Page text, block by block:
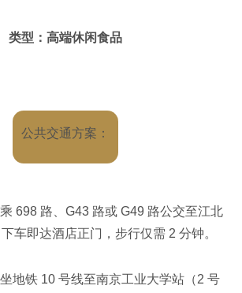
江苏香之派食品有限公司
合肥佰益食品有限公司
赛品咖啡（天津）有限公司
广东煌记食品有限公司
类型：高端休闲食品
公共交通方案：
698 路、G43 路或 G49 路公交至江北
车即达酒店正门，步行仅需 2 分钟。
地铁 10 号线至南京工业大学站（2 号